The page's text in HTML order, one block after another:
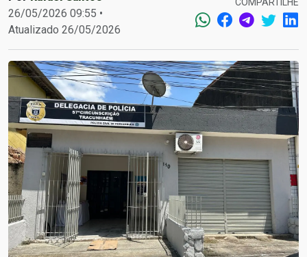
26/05/2026 09:55 •
Atualizado 26/05/2026